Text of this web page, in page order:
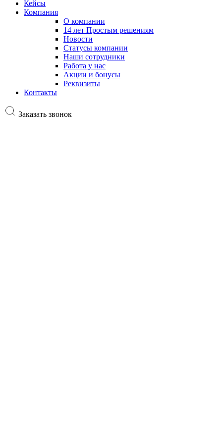
Кейсы
Компания
О компании
14 лет Простым решениям
Новости
Статусы компании
Наши сотрудники
Работа у нас
Акции и бонусы
Реквизиты
Контакты
Заказать звонок